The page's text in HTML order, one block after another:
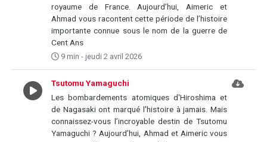
royaume de France. Aujourd’hui, Aimeric et
Ahmad vous racontent cette période de l’histoire
importante connue sous le nom de la guerre de
Cent Ans
9 min - jeudi 2 avril 2026
Tsutomu Yamaguchi
Les bombardements atomiques d'Hiroshima et
de Nagasaki ont marqué l'histoire à jamais. Mais
connaissez-vous l’incroyable destin de Tsutomu
Yamaguchi ? Aujourd’hui, Ahmad et Aimeric vous